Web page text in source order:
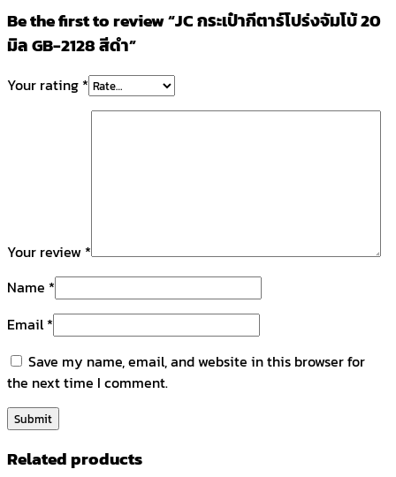
Be the first to review “JC กระเป๋ากีตาร์โปร่งจัมโบ้ 20
มิล GB-2128 สีดำ”
Your rating *
Your review *
Name *
Email*
Save my name, email, and website in this browser for
the next time I comment.
Related products